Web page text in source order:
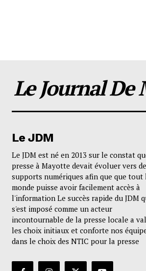
Le Journal De
Le JDM
Le JDM est né en 2013 sur le constat
presse à Mayotte devait évoluer vers
supports numériques afin que que tout
monde puisse avoir facilement accès à
l'information Le succès rapide du JDM
s'est imposé comme un acteur
incontournable de la presse locale a
les choix initiaux et conforte nos
dans le choix des NTIC pour la presse